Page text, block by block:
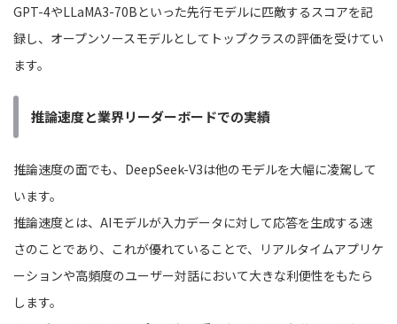
GPT-4やLLaMA3-70Bといった先行モデルに匹敵するスコアを記
録し、オープンソースモデルとしてトップクラスの評価を受けてい
ます。
推論速度と業界リーダーボードでの実績
推論速度の面でも、DeepSeek-V3は他のモデルを大幅に凌駕して
います。
推論速度とは、AIモデルが入力データに対して応答を生成する速
さのことであり、これが優れていることで、リアルタイムアプリケ
ーションや高頻度のユーザー対話において大きな利便性をもたら
します。